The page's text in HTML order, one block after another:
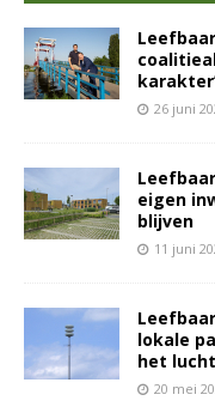
26 juni
eigen
blijven
11 juni
lokale
het
20 mei